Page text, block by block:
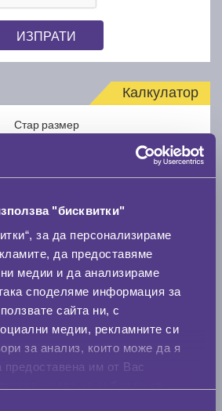
"бисквитки"
за да персонализираме
да предоставяме
медии и да анализираме
споделяме информация за
сайта ни, с
медии, рекламните си
за анализ, които може да я
предоставена им от Вас
ИЗПРАТИ
Калкулатор
Стар размер
Нов размер
Стар размер
0 мм.